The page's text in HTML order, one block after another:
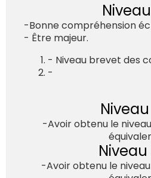
-Bonne compréhension
- Être majeur.
- Niveau brevet des
-
Niveau
-Avoir obtenu le
Niveau
-Avoir obtenu le